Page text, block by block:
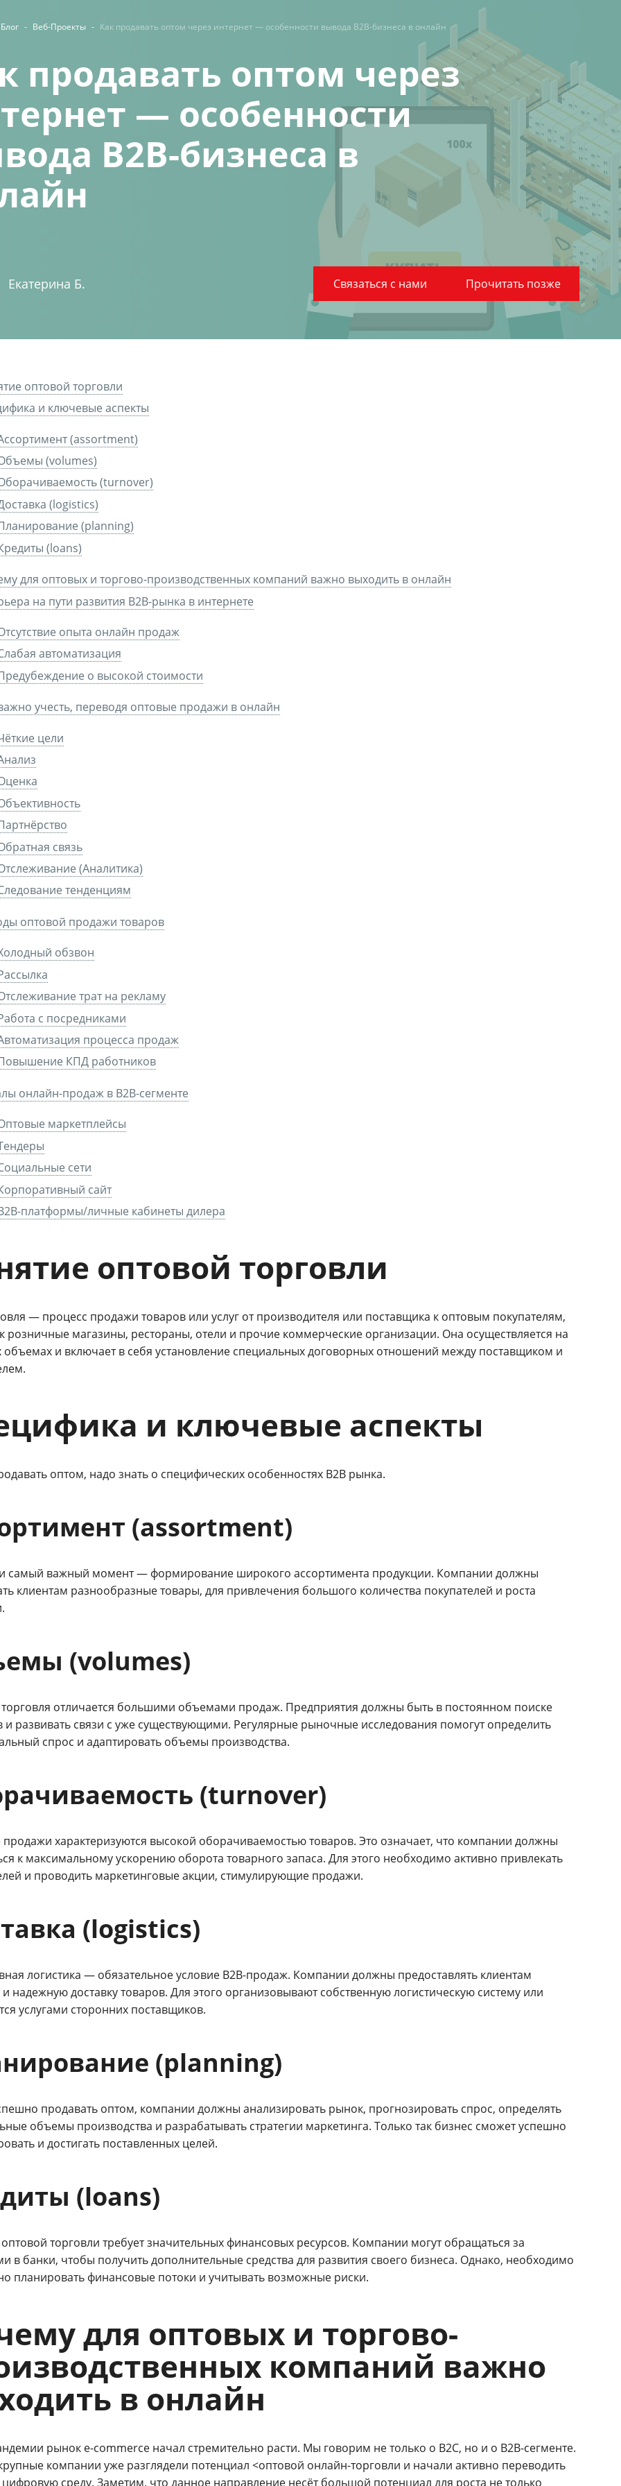
Блог - Веб-Проекты - Как продавать оптом через интернет — особенности вывода B2B-бизнеса в онлайн
продавать оптом через
— особенности
B2B-бизнеса в
Екатерина Б. Связаться с нами Прочитать позже
оптовой торговли
и ключевые аспекты
(assortment)
(volumes)
(turnover)
(logistics)
(planning)
(loans)
для оптовых и торгово-производственных компаний важно выходить в онлайн
на пути развития B2B-рынка в интернете
опыта онлайн продаж
автоматизация
о высокой стоимости
учесть, переводя оптовые продажи в онлайн
цели
связь
(Аналитика)
тенденциям
оптовой продажи товаров
обзвон
трат на рекламу
с посредниками
процесса продаж
КПД работников
онлайн-продаж в B2B-сегменте
маркетплейсы
сети
сайт
платформы/личные кабинеты дилера
оптовой торговли
— процесс продажи товаров или услуг от производителя или поставщика к оптовым покупателям,
розничные магазины, рестораны, отели и прочие коммерческие организации. Она осуществляется на
и включает в себя установление специальных договорных отношений между поставщиком и
и ключевые аспекты
оптом, надо знать о специфических особенностях B2B рынка.
(assortment)
самый важный момент — формирование широкого ассортимента продукции. Компании должны
клиентам разнообразные товары, для привлечения большого количества покупателей и роста
(volumes)
отличается большими объемами продаж. Предприятия должны быть в постоянном поиске
и развивать связи с уже существующими. Регулярные рыночные исследования помогут определить
спрос и адаптировать объемы производства.
(turnover)
характеризуются высокой оборачиваемостью товаров. Это означает, что компании должны
к максимальному ускорению оборота товарного запаса. Для этого необходимо активно привлекать
и проводить маркетинговые акции, стимулирующие продажи.
(logistics)
логистика — обязательное условие B2B-продаж. Компании должны предоставлять клиентам
надежную доставку товаров. Для этого организовывают собственную логистическую систему или
услугами сторонних поставщиков.
(planning)
продавать оптом, компании должны анализировать рынок, прогнозировать спрос, определять
объемы производства и разрабатывать стратегии маркетинга. Только так бизнес сможет успешно
и достигать поставленных целей.
(loans)
торговли требует значительных финансовых ресурсов. Компании могут обращаться за
в банки, чтобы получить дополнительные средства для развития своего бизнеса. Однако, необходимо
планировать финансовые потоки и учитывать возможные риски.
для оптовых и торгово-
компаний важно
в онлайн
рынок e-commerce начал стремительно расти. Мы говорим не только о B2C, но и о B2B-сегменте.
компании уже разглядели потенциал <оптовой онлайн-торговли и начали активно переводить
цифровую среду. Заметим, что данное направление несёт большой потенциал для роста не только